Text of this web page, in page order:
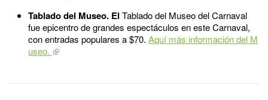
Tablado del Museo.​ El Tablado del Museo del Carnaval
fue epicentro de grandes espectáculos en este Carnaval,
con entradas populares a $70. Aquí más información del M
useo.